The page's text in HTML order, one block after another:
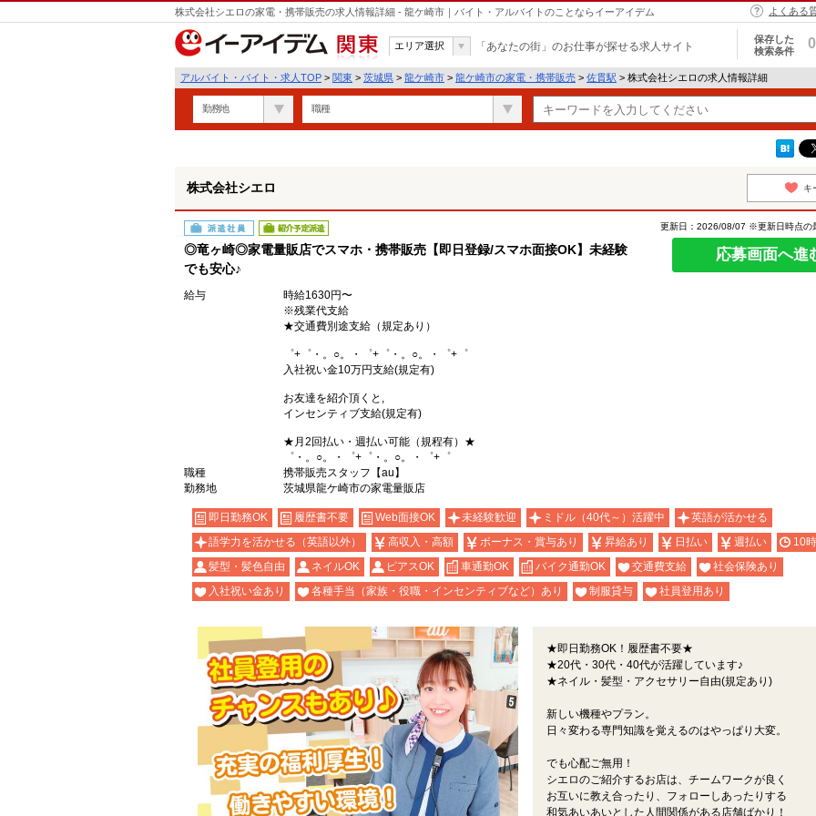
株式会社シエロの家電・携帯販売の求人情報詳細 - 龍ケ崎市｜バイト・アルバイトのことならイーアイデム よくある
関東
エリア選択 「あなたの街」のお仕事が探せる求人サイト
保存した
検索条件
0
アルバイト・バイト・求人TOP > 関東 > 茨城県 > 龍ケ崎市 > 龍ケ崎市の家電・携帯販売 > 佐貫駅 > 株式会社シエロの求人情報詳細
勤務地 職種
遣
株式会社シエロ キ
派遣社員 紹介予定派遣
◎竜ヶ崎◎家電量販店でスマホ・携帯販売【即日登録/スマホ面接OK】未経験
でも安心♪
更新日：2026/08/07 ※更新日時点の
応募画面へ進
給与
時給1630円〜
※残業代支給
★交通費別途支給（規定あり）
゜+゜・。○。・゜+゜・。○。・゜+゜
入社祝い金10万円支給(規定有)
お友達を紹介頂くと,
インセンティブ支給(規定有)
★月2回払い・週払い可能（規程有）★
゜・。○。・゜+゜・。○。・゜+゜
職種
携帯販売スタッフ【au】
勤務地
茨城県龍ケ崎市の家電量販店
即日勤務OK 履歴書不要 Web面接OK 未経験歓迎 ミドル（40代～）活躍中
英語が活かせる
語学力を活かせる（英語以外）
高収入・高額 ボーナス・賞与あり 昇給あり 日払い 週払い
10
髪型・髪色自由
ネイルOK ピアスOK 車通勤OK バイク通勤OK 交通費支給
社会保険あり
入社祝い金あり
各種手当（家族・役職・インセンティブなど）あり 制服貸与 社員登用あり
★即日勤務OK！履歴書不要★
★20代・30代・40代が活躍しています♪
★ネイル・髪型・アクセサリー自由(規定あり)
新しい機種やプラン。
日々変わる専門知識を覚えるのはやっぱり大変。
でも心配ご無用！
シエロのご紹介するお店は、チームワークが良く
お互いに教え合ったり、フォローしあったりする
和気あいあいとした人間関係がある店舗ばかり！